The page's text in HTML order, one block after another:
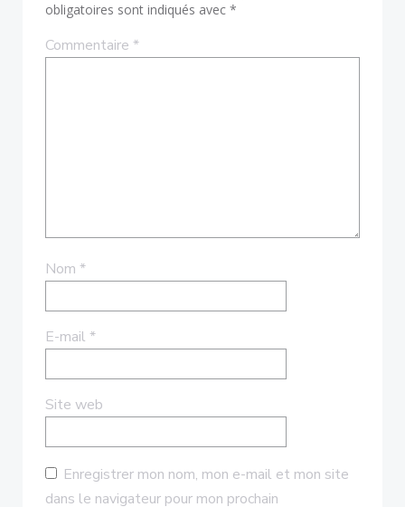
obligatoires sont indiqués avec *
Commentaire *
Nom *
E-mail *
Site web
Enregistrer mon nom, mon e-mail et mon site
dans le navigateur pour mon prochain